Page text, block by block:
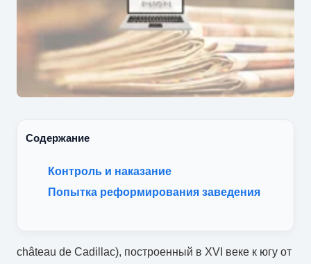
Содержание
Контроль и наказание
Попытка реформирования заведения
château de Cadillac), построенный в XVI веке к югу от